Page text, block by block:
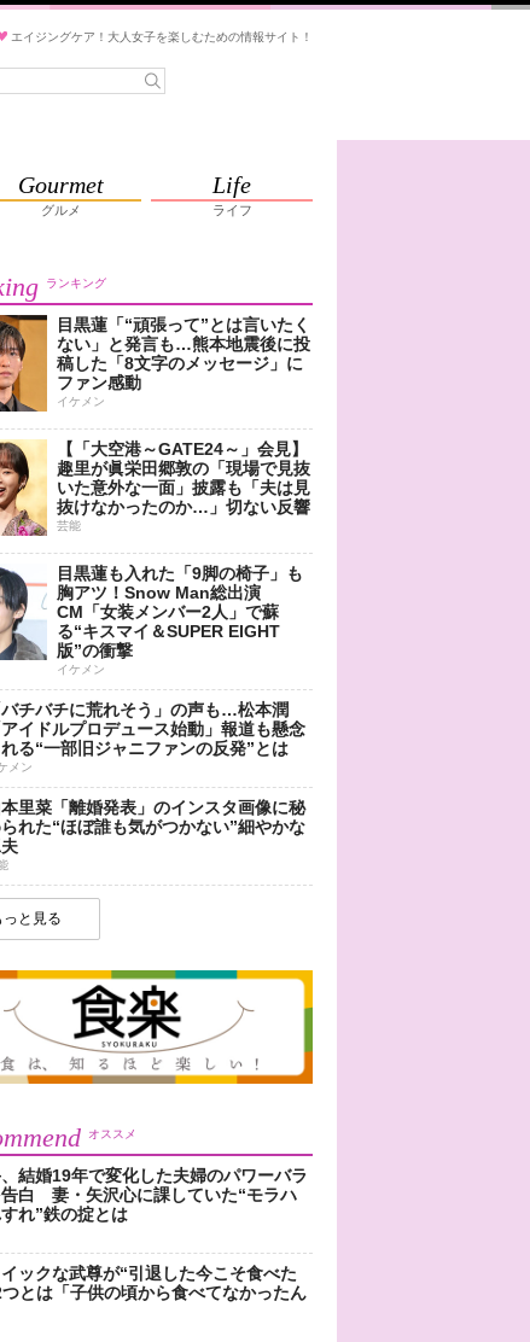
エイジングケア！大人女子を楽しむための情報サイト！
Gourmet
グルメ
Life
ライフ
ランキング
目黒蓮「“頑張って”とは言いたく
ない」と発言も…熊本地震後に投
稿した「8文字のメッセージ」に
ファン感動
イケメン
【「大空港～GATE24～」会見】
趣里が眞栄田郷敦の「現場で見抜
いた意外な一面」披露も「夫は見
抜けなかったのか…」切ない反響
芸能
目黒蓮も入れた「9脚の椅子」も
胸アツ！Snow Man総出演
CM「女装メンバー2人」で蘇
る“キスマイ＆SUPER EIGHT
版”の衝撃
イケメン
バチバチに荒れそう」の声も…松本潤
アイドルプロデュース始動」報道も懸念
る“一部旧ジャニファンの反発”とは
メン
里菜「離婚発表」のインスタ画像に秘
れた“ほぼ誰も気がつかない”細やかな
っと見る
オススメ
結婚19年で変化した夫婦のパワーバラ
白 妻・矢沢心に課していた“モラハ
れ”鉄の掟とは
ックな武尊が“引退した今こそ食べた
つとは「子供の頃から食べてなかったん